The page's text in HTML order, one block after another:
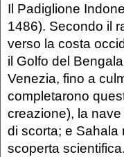
Il Padiglione
1486). Secondo il
verso la costa
il Golfo del
Venezia, fino a
completarono
creazione), la
di scorta; e Sahala
scoperta